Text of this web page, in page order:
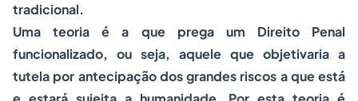
tradicional.
Uma teoria é a que prega um Direito Penal
funcionalizado, ou seja, aquele que objetivaria a
tutela por antecipação dos grandes riscos a que está